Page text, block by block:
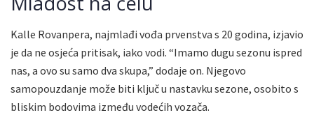
Kalle Rovanpera, najmlađi vođa prvenstva s 20 godina, izjavio
je da ne osjeća pritisak, iako vodi. “Imamo dugu sezonu ispred
nas, a ovo su samo dva skupa,” dodaje on. Njegovo
samopouzdanje može biti ključ u nastavku sezone, osobito s
bliskim bodovima između vodećih vozača.